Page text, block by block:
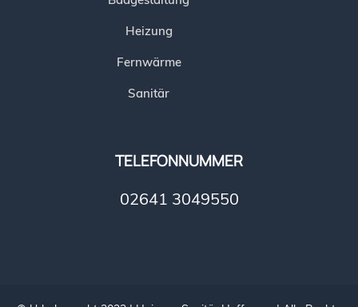
Heizung
Fernwärme
Sanitär
TELEFONNUMMER
02641 3049550